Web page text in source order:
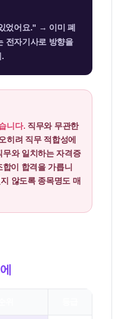
었어요." → 이미 폐
전자기사로 방향을
니다. 직무와 무관한
히려 직무 적합성에
와 일치하는 자격증
이 합격을 가릅니
않도록 종목명도 매